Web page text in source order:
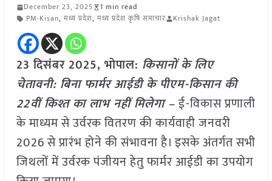
December 23, 2025
1 min read
PM-Kisan, मध्य प्रदेश, मध्य प्रदेश कृषि समाचार Krishak Jagat
23 दिसंबर 2025, भोपाल: किसानों के लिए
चेतावनी: बिना फार्मर आईडी के पीएम-किसान की
22वीं किश्त का लाभ नहीं मिलेगा –ई-विकास प्रणाली
के माध्यम से उर्वरक वितरण की कार्यवाही जनवरी
2026 से प्रारंभ होने की संभावना है। इसके अंतर्गत सभी
जिथलों में उर्वरक पंजीयन हेतु फार्मर आईडी का उपयोग